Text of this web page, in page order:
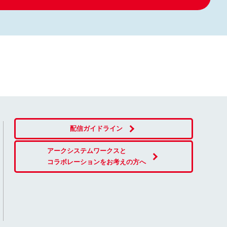
配信ガイドライン
アークシステムワークスと
コラボレーションをお考えの方へ